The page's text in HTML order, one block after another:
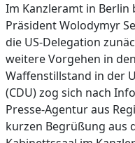
Im Kanzleramt in
Präsident Wolodymyr
die US-Delegation
weitere Vorgehen in
Waffenstillstand in der
(CDU) zog sich nach
Presse-Agentur aus
kurzen Begrüßung aus